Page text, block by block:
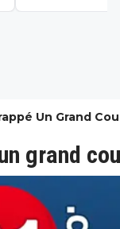
Un Grand
grand